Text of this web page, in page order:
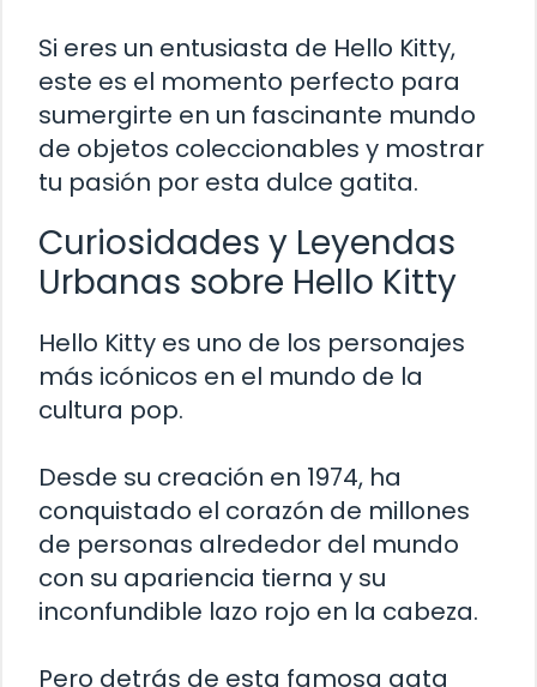
Si eres un entusiasta de Hello Kitty,
este es el momento perfecto para
sumergirte en un fascinante mundo
de objetos coleccionables y mostrar
tu pasión por esta dulce gatita.
Curiosidades y Leyendas
Urbanas sobre Hello Kitty
Hello Kitty es uno de los personajes
más icónicos en el mundo de la
cultura pop.
Desde su creación en 1974, ha
conquistado el corazón de millones
de personas alrededor del mundo
con su apariencia tierna y su
inconfundible lazo rojo en la cabeza.
Pero detrás de esta famosa gata